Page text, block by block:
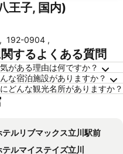
王子, 国内)
, 192-0904 ,
するよくある質問
がある理由は何ですか？
な宿泊施設がありますか？
どんな観光名所がありますか？
テルリブマックス立川駅前
テルマイステイズ立川